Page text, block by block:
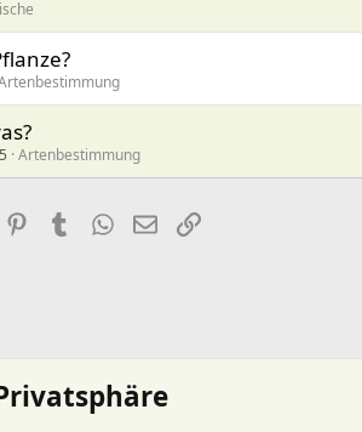
Artenbestimmung
PinterestTumblrWhatsApp
E-MailLink